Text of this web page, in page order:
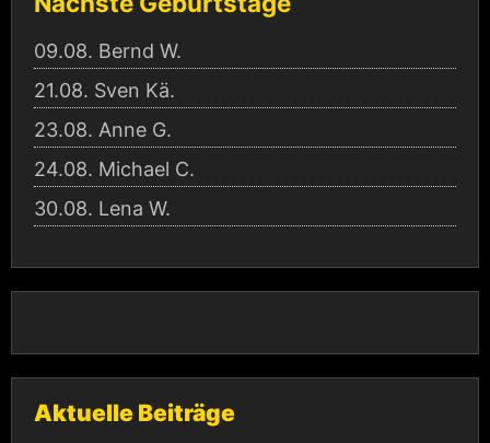
09.08. Bernd W.
21.08. Sven Kä.
23.08. Anne G.
24.08. Michael C.
30.08. Lena W.
Aktuelle Beiträge